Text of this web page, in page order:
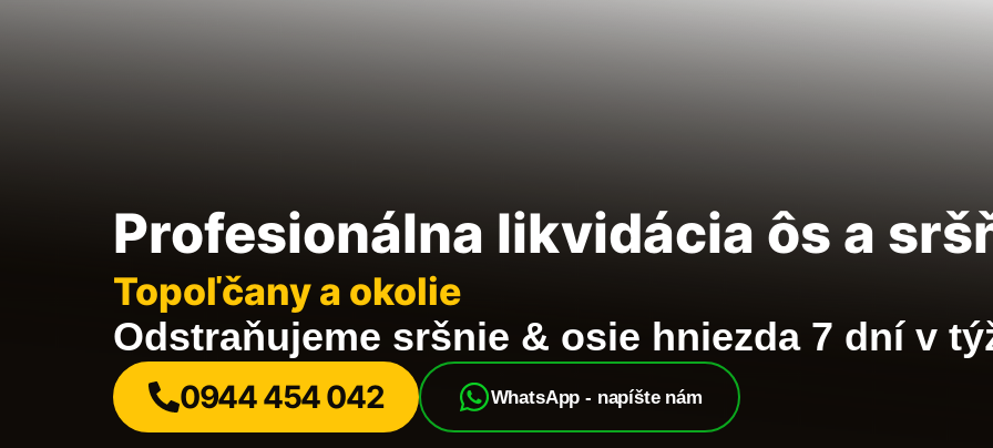
Profesionálna likvidácia ôs a
Topoľčany a okolie
Odstraňujeme sršnie & osie hniezda 7 dní v
0944 454 042 WhatsApp - napíšte nám